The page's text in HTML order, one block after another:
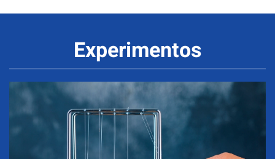
Experimentos